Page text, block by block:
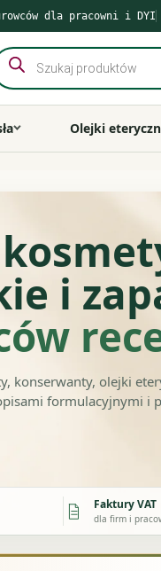
dla pracowni i DYI
Olejki
i
konserwanty, olejki
formulacyjnymi i
Faktury VAT
dla firm i